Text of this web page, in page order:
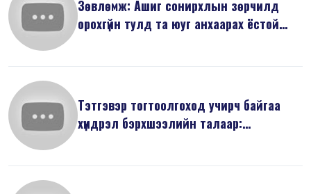
Зөвлөмж: Ашиг сонирхлын зөрчилд
орохгүйн тулд та юуг анхаарах ёстой
Тэтгэвэр тогтоолгоход учирч байгаа
хүндрэл бэрхшээлийн талаар: